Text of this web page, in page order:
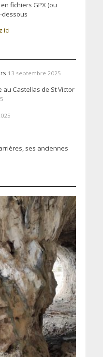
fichiers GPX (ou
dessous
ici
13 septembre 2025
Castellas de St Victor
ses anciennes